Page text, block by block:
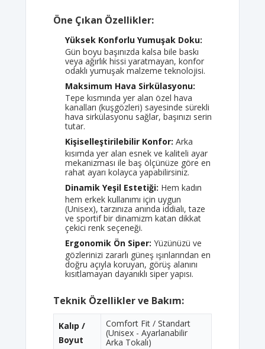
Öne Çıkan Özellikler:
Yüksek Konforlu Yumuşak Doku:
Gün boyu başınızda kalsa bile baskı
veya ağırlık hissi yaratmayan, konfor
odaklı yumuşak malzeme teknolojisi.
Maksimum Hava Sirkülasyonu:
Tepe kısmında yer alan özel hava
kanalları (kuşgözleri) sayesinde sürekli
hava sirkülasyonu sağlar, başınızı serin
tutar.
Kişiselleştirilebilir Konfor: Arka
kısımda yer alan esnek ve kaliteli ayar
mekanizması ile baş ölçünüze göre en
rahat ayarı kolayca yapabilirsiniz.
Dinamik Yeşil Estetiği: Hem kadın
hem erkek kullanımı için uygun
(Unisex), tarzınıza anında iddialı, taze
ve sportif bir dinamizm katan dikkat
çekici renk seçeneği.
Ergonomik Ön Siper: Yüzünüzü ve
gözlerinizi zararlı güneş ışınlarından en
doğru açıyla koruyan, görüş alanını
kısıtlamayan dayanıklı siper yapısı.
Teknik Özellikler ve Bakım:
Kalıp /
Boyut
Comfort Fit / Standart
(Unisex - Ayarlanabilir
Arka Tokalı)